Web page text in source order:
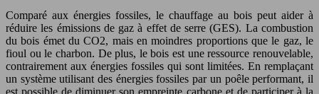
Comparé aux énergies fossiles, le chauffage au bois peut aider à
réduire les émissions de gaz à effet de serre (GES). La combustion
du bois émet du CO2, mais en moindres proportions que le gaz, le
fioul ou le charbon. De plus, le bois est une ressource renouvelable,
contrairement aux énergies fossiles qui sont limitées. En remplaçant
un système utilisant des énergies fossiles par un poêle performant, il
est possible de diminuer son empreinte carbone et de participer à la